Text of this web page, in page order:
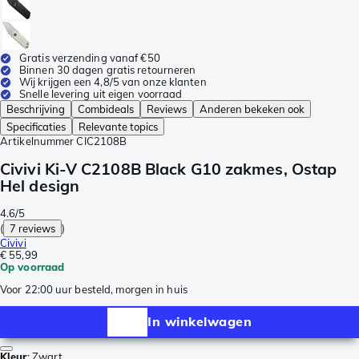
Gratis verzending vanaf €50
Binnen 30 dagen gratis retourneren
Wij krijgen een 4,8/5 van onze klanten
Snelle levering uit eigen voorraad
Beschrijving
Combideals Reviews
Anderen bekeken ook
Specificaties
Relevante topics
Artikelnummer CIC2108B
Civivi Ki-V C2108B Black G10 zakmes, Ostap
Hel design
4.6/5
( 7 reviews )
Civivi
€ 55,99
Op voorraad
Voor 22:00 uur besteld, morgen in huis
In winkelwagen
Kleur:Zwart